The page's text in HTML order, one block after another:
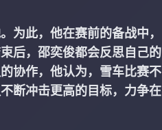
为此，他在赛前的备战中，
后，邵奕俊都会反思自己的
协作，他认为，雪车比赛不
断冲击更高的目标，力争在